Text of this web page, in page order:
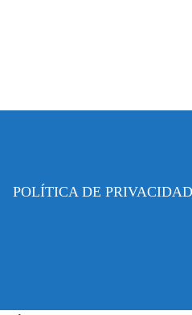
POLÍTICA DE